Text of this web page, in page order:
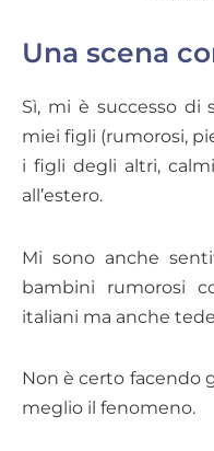
Una scena
Sì, mi è successo di
miei figli (rumorosi,
i figli degli altri,
all’estero.
Mi sono anche
bambini rumorosi
italiani ma anche
Non è certo facendo
meglio il fenomeno.